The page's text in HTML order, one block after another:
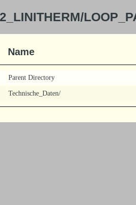
Name
Parent Directory
Technische_Daten/